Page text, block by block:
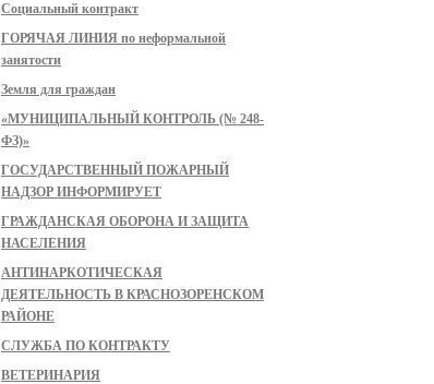
Социальный контракт
ГОРЯЧАЯ ЛИНИЯ по неформальной
занятости
Земля для граждан
«МУНИЦИПАЛЬНЫЙ КОНТРОЛЬ (№ 248-
ФЗ)»
ГОСУДАРСТВЕННЫЙ ПОЖАРНЫЙ
НАДЗОР ИНФОРМИРУЕТ
ГРАЖДАНСКАЯ ОБОРОНА И ЗАЩИТА
НАСЕЛЕНИЯ
АНТИНАРКОТИЧЕСКАЯ
ДЕЯТЕЛЬНОСТЬ В КРАСНОЗОРЕНСКОМ
РАЙОНЕ
СЛУЖБА ПО КОНТРАКТУ
ВЕТЕРИНАРИЯ